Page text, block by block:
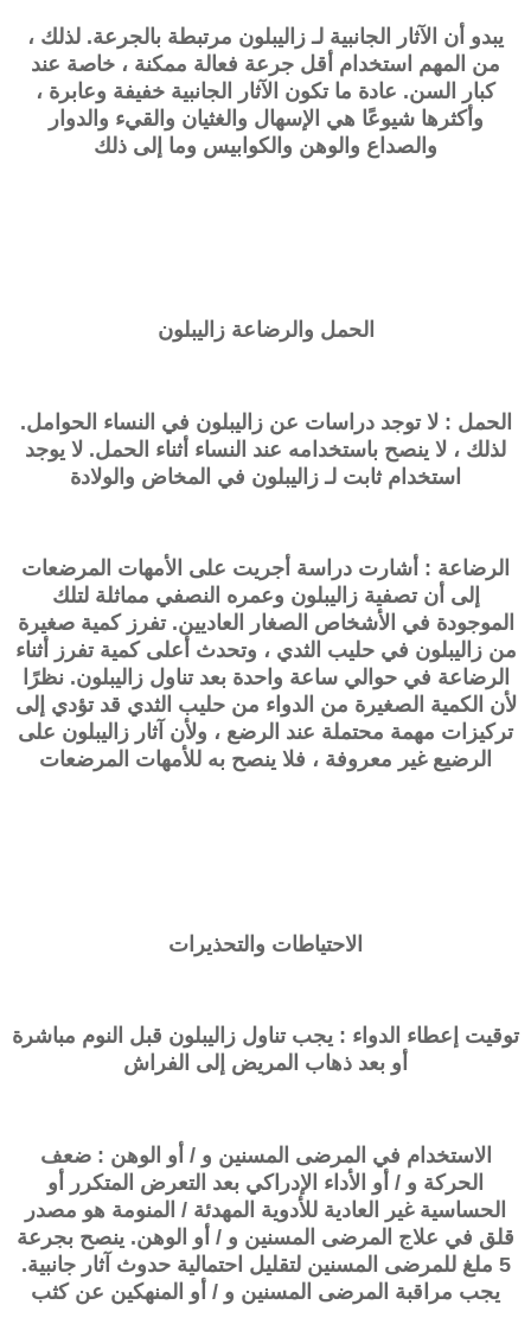
يبدو أن الآثار الجانبية لـ زاليبلون مرتبطة بالجرعة. لذلك ،
من المهم استخدام أقل جرعة فعالة ممكنة ، خاصة عند
كبار السن. عادة ما تكون الآثار الجانبية خفيفة وعابرة ،
وأكثرها شيوعًا هي الإسهال والغثيان والقيء والدوار
والصداع والوهن والكوابيس وما إلى ذلك
الحمل والرضاعةزاليبلون
الحمل : لا توجد دراسات عنزاليبلون في النساء الحوامل.
لذلك ، لا ينصح باستخدامه عند النساء أثناء الحمل. لا يوجد
استخدام ثابت لـ زاليبلون في المخاض والولادة
الرضاعة : أشارت دراسة أجريت على الأمهات المرضعات
إلى أن تصفيةزاليبلون وعمره النصفي مماثلة لتلك
الموجودة في الأشخاص الصغار العاديين. تفرز كمية صغيرة
منزاليبلون في حليب الثدي ، وتحدث أعلى كمية تفرز أثناء
الرضاعة في حوالي ساعة واحدة بعد تناولزاليبلون. نظرًا
لأن الكمية الصغيرة من الدواء من حليب الثدي قد تؤدي إلى
تركيزات مهمة محتملة عند الرضع ، ولأن آثار زاليبلون على
الرضيع غير معروفة ، فلا ينصح به للأمهات المرضعات
الاحتياطات والتحذيرات
توقيت إعطاء الدواء : يجب تناول زاليبلون قبل النوم مباشرة
أو بعد ذهاب المريض إلى الفراش
الاستخدام في المرضى المسنين و / أو الوهن : ضعف
الحركة و / أو الأداء الإدراكي بعد التعرض المتكرر أو
الحساسية غير العادية للأدوية المهدئة / المنومة هو مصدر
قلق في علاج المرضى المسنين و / أو الوهن. ينصح بجرعة
5 ملغ للمرضى المسنين لتقليل احتمالية حدوث آثار جانبية.
يجب مراقبة المرضى المسنين و / أو المنهكين عن كثب